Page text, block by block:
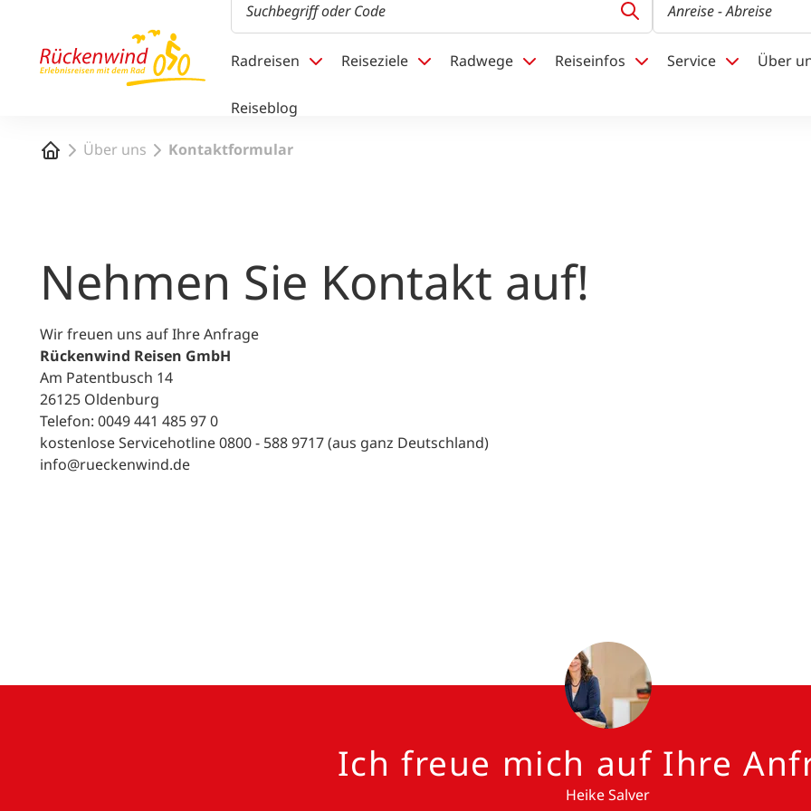
Anreise- Abreise
Radreisen Reiseziele Radwege Reiseinfos Service Über
Reiseblog
StartseiteÜber uns Kontaktformular
Nehmen Sie Kontakt auf!
Wir freuen uns auf Ihre Anfrage
Rückenwind Reisen GmbH
Am Patentbusch 14
26125 Oldenburg
Telefon: 0049 441 485 97 0
kostenlose Servicehotline 0800 - 588 9717 (aus ganz Deutschland)
info@rueckenwind.de
Ich freue mich auf Ihre
Heike Salver